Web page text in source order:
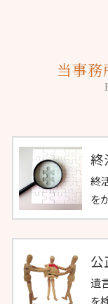
当事
終
終
を
公
遺
を